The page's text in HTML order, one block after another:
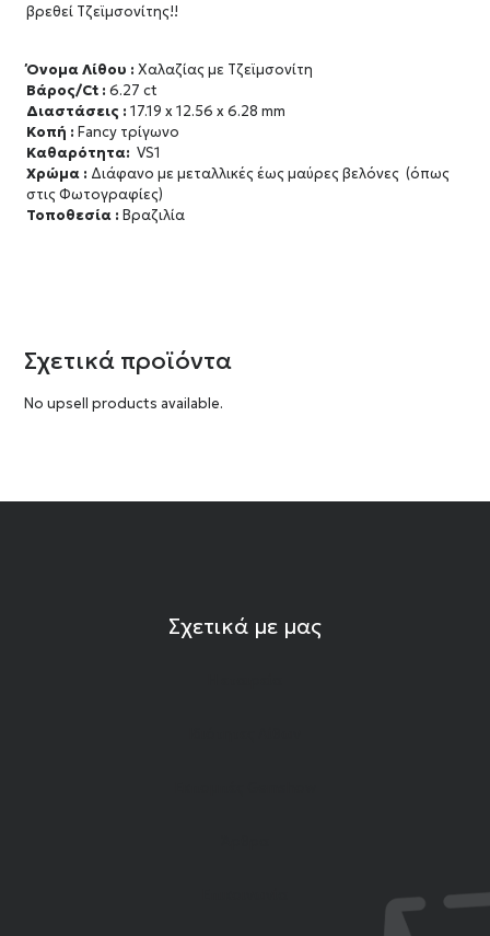
βρεθεί Τζεϊμσονίτης!!
Όνομα Λίθου : Χαλαζίας με Τζεϊμσονίτη
Βάρος/Ct : 6.27 ct
Διαστάσεις : 17.19 x 12.56 x 6.28 mm
Κοπή :Fancy τρίγωνο
Καθαρότητα: VS1
Χρώμα : Διάφανο με μεταλλικές έως μαύρες βελόνες (όπως
στις Φωτογραφίες)
Τοποθεσία :Βραζιλία
Σχετικά προϊόντα
No upsell products available.
Σχετικά με μας